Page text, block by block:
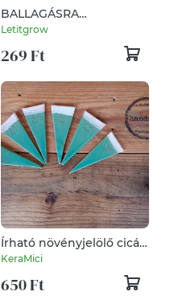
BALLAGÁSRA
virágmagos
csomagocska
Letitgrow
269 Ft
Írható növényjelölő cicás
mintával, türkiz mázzal
KeraMici
650 Ft